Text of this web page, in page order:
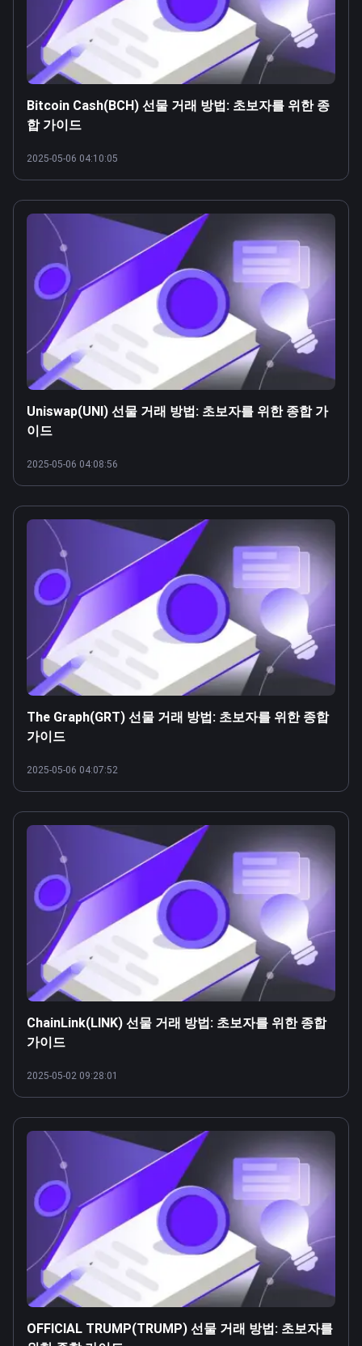
Bitcoin Cash(BCH) 선물 거래 방법: 초보자를 위한 종
합 가이드
2025-05-06 04:10:05
Uniswap(UNI) 선물 거래 방법: 초보자를 위한 종합 가
이드
2025-05-06 04:08:56
The Graph(GRT) 선물 거래 방법: 초보자를 위한 종합
가이드
2025-05-06 04:07:52
ChainLink(LINK) 선물 거래 방법: 초보자를 위한 종합
가이드
2025-05-02 09:28:01
OFFICIAL TRUMP(TRUMP) 선물 거래 방법: 초보자를